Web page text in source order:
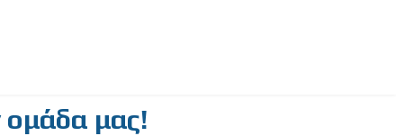
ομάδα μας!